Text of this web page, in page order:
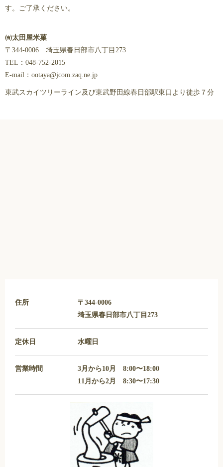
す。ご了承ください。
㈲太田屋米菓
〒344-0006 埼玉県春日部市八丁目273
TEL：048-752-2015
E-mail：ootaya@jcom.zaq.ne.jp
東武スカイツリーライン及び東武野田線春日部駅東口より徒歩７分
住所
〒344-0006
埼玉県春日部市八丁目273
定休日 水曜日
営業時間
3月から10月 8:00〜18:00
11月から2月 8:30〜17:30